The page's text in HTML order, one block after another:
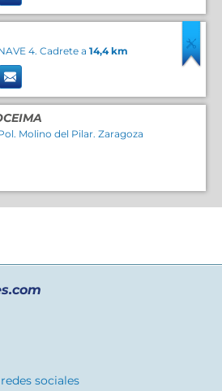
4. Cadrete a 14,4 km
Molino del Pilar. Zaragoza
sociales